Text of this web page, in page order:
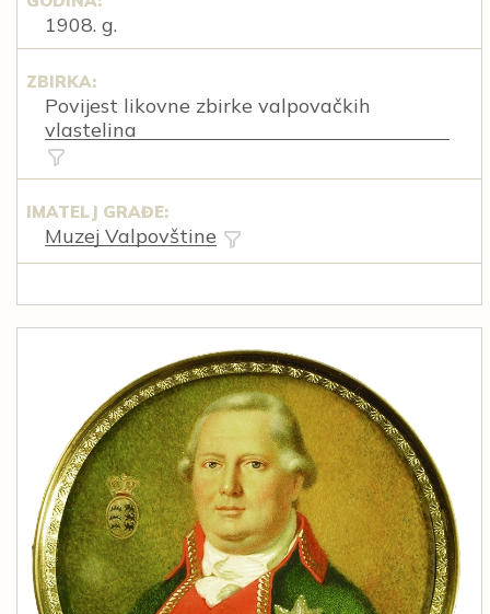
1908. g.
ZBIRKA:
Povijest likovne zbirke valpovačkih
vlastelina
IMATELJ GRAĐE:
Muzej Valpovštine